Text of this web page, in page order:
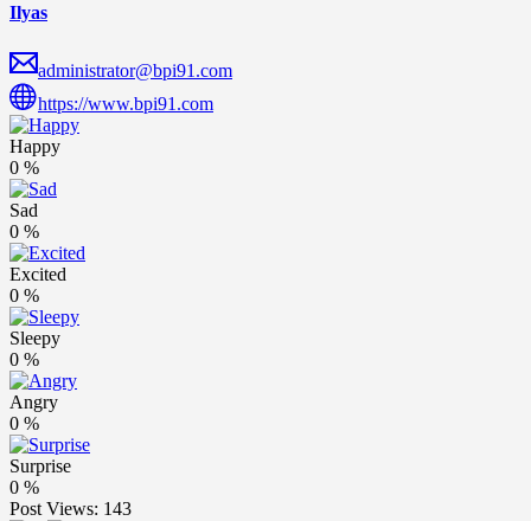
Ilyas
administrator@bpi91.com
https://www.bpi91.com
Happy
0 %
Sad
0 %
Excited
0 %
Sleepy
0 %
Angry
0 %
Surprise
0 %
Post Views: 143